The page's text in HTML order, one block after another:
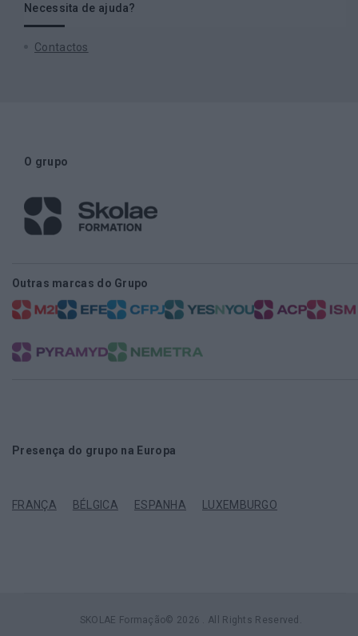
Necessita de ajuda?
Contactos
O grupo
Outras marcas do Grupo
Presença do grupo na Europa
FRANÇA BÉLGICA ESPANHA LUXEMBURGO
SKOLAE Formação© 2026 . All Rights Reserved.